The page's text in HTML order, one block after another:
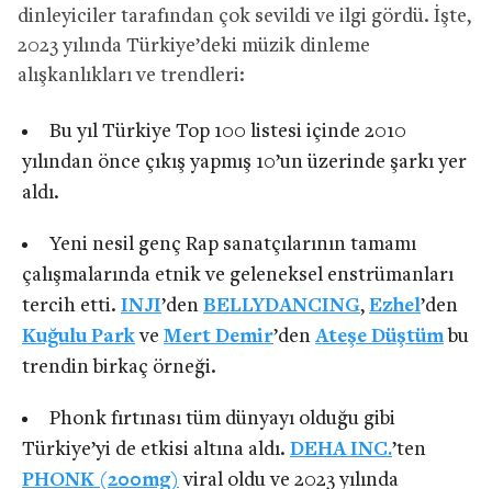
dinleyiciler tarafından çok sevildi ve ilgi gördü. İşte,
2023 yılında Türkiye’deki müzik dinleme
alışkanlıkları ve trendleri:
Bu yıl Türkiye Top 100 listesi içinde 2010
yılından önce çıkış yapmış 10’un üzerinde şarkı yer
aldı.
Yeni nesil genç Rap sanatçılarının tamamı
çalışmalarında etnik ve geleneksel enstrümanları
tercih etti. INJI’den BELLYDANCING, Ezhel’den
Kuğulu Parkve Mert Demir’den Ateşe Düştümbu
trendin birkaç örneği.
Phonk fırtınası tüm dünyayı olduğu gibi
Türkiye’yi de etkisi altına aldı. DEHA INC.’ten
PHONK (200mg) viral oldu ve 2023 yılında